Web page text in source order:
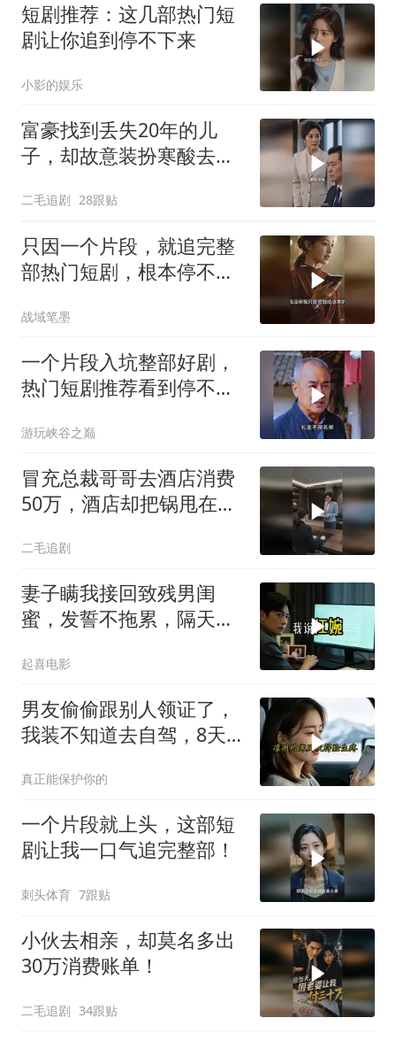
短剧推荐：这几部热门短
剧让你追到停不下来
小影的娱乐
富豪找到丢失20年的儿
子，却故意装扮寒酸去相
二毛追剧 28跟贴
只因一个片段，就追完整
部热门短剧，根本停不下
战域笔墨
一个片段入坑整部好剧，
热门短剧推荐看到停不下
游玩峡谷之巅
冒充总裁哥哥去酒店消费
50万，酒店却把锅甩在总
二毛追剧
妻子瞒我接回致残男闺
蜜，发誓不拖累，隔天我
起喜电影
男友偷偷跟别人领证了，
我装不知道去自驾，8天
了，你什么时候过来交住
院费？我回
真正能保护你的
一个片段就上头，这部短
剧让我一口气追完整部！
刺头体育 7跟贴
小伙去相亲，却莫名多出
30万消费账单！
二毛追剧 34跟贴